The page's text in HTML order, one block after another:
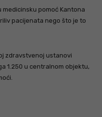
medicinsku pomoć Kantona
pacijenata nego što je to
zdravstvenoj ustanovi
1.250 u centralnom objektu,